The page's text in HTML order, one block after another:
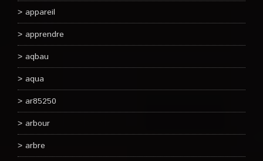
appareil
apprendre
aqbau
aqua
ar85250
arbour
arbre